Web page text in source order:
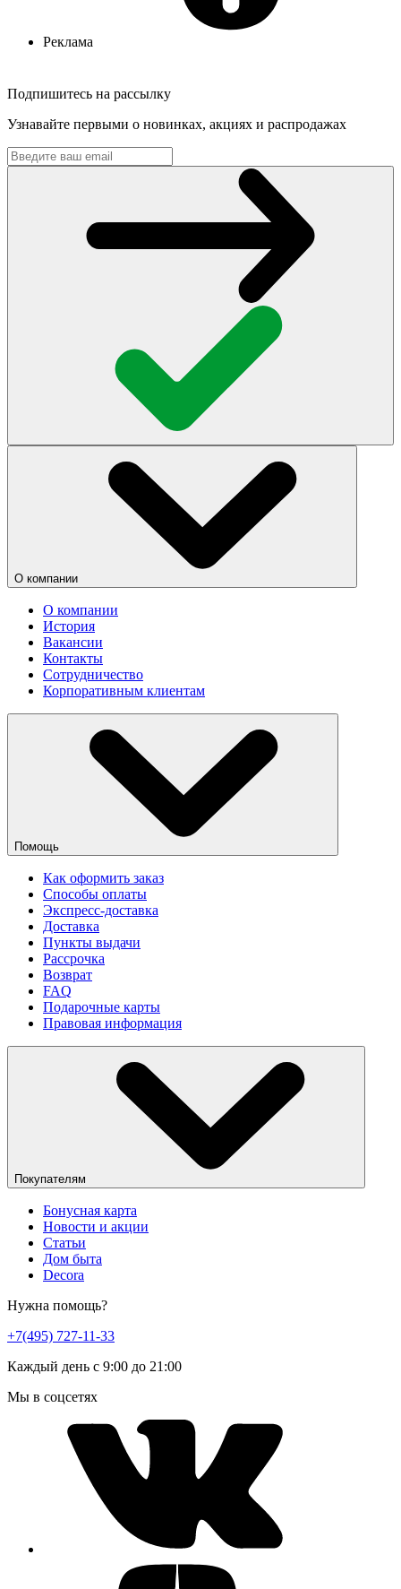
Реклама
Подпишитесь на рассылку
Узнавайте первыми о новинках, акциях и распродажах
О компании
О компании
История
Вакансии
Контакты
Сотрудничество
Корпоративным клиентам
Помощь
Как оформить заказ
Способы оплаты
Экспресс-доставка
Доставка
Пункты выдачи
Рассрочка
Возврат
FAQ
Подарочные карты
Правовая информация
Покупателям
Бонусная карта
Новости и акции
Статьи
Дом быта
Decora
Нужна помощь?
+7(495) 727-11-33
Каждый день с 9:00 до 21:00
Мы в соцсетях